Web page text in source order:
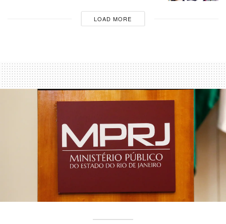
LOAD MORE